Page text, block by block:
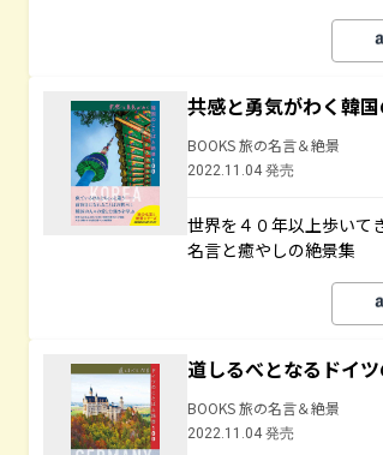
共感と勇気がわく韓
BOOKS 旅の名言＆絶景
2022.11.04 発売
世界を４０年以上歩いて
名言と癒やしの絶景集
道しるべとなるドイ
BOOKS 旅の名言＆絶景
2022.11.04 発売